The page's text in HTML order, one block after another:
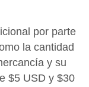
por parte
la cantidad
y su
$5 USD y $30